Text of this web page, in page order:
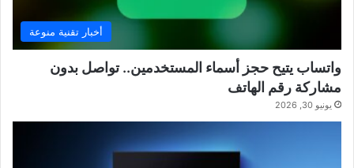
أخبار تقنية منوعة
واتساب يتيح حجز أسماء المستخدمين.. تواصل بدون
مشاركة رقم الهاتف
يونيو 30, 2026